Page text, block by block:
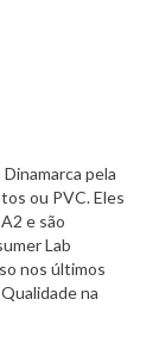
pela
ou PVC. Eles
e são
Lab
nos últimos
na